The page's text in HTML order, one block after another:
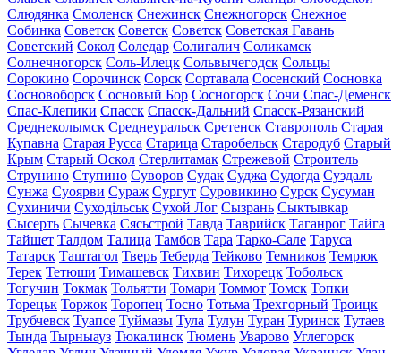
Слюдянка Смоленск Снежинск Снежногорск Снежное
Собинка Советск Советск Советск Советская Гавань
Советский Сокол Соледар Солигалич Соликамск
Солнечногорск Соль-Илецк Сольвычегодск Сольцы
Сорокино Сорочинск Сорск Сортавала Сосенский Сосновка
Сосновоборск Сосновый Бор Сосногорск Сочи Спас-Деменск
Спас-Клепики Спасск Спасск-Дальний Спасск-Рязанский
Среднеколымск Среднеуральск Сретенск Ставрополь Старая
Купавна Старая Русса Старица Старобельск Стародуб Старый
Крым Старый Оскол Стерлитамак Стрежевой Строитель
Струнино Ступино Суворов Судак Суджа Судогда Суздаль
Сунжа Суоярви Сураж Сургут Суровикино Сурск Сусуман
Сухиничи Суходільськ Сухой Лог Сызрань Сыктывкар
Сысерть Сычевка Сясьстрой Тавда Таврийск Таганрог Тайга
Тайшет Талдом Талица Тамбов Тара Тарко-Сале Таруса
Татарск Таштагол Тверь Теберда Тейково Темников Темрюк
Терек Тетюши Тимашевск Тихвин Тихорецк Тобольск
Тогучин Токмак Тольятти Томари Томмот Томск Топки
Торецьк Торжок Торопец Тосно Тотьма Трехгорный Троицк
Трубчевск Туапсе Туймазы Тула Тулун Туран Туринск Тутаев
Тында Тырныауз Тюкалинск Тюмень Уварово Углегорск